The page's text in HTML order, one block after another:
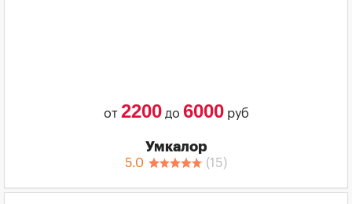
от 2200до 6000руб
Умкалор
5.0 (15)